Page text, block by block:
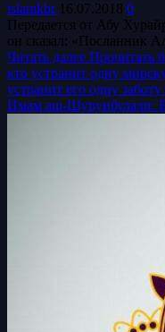
islamkbr 16.07.2018 0
Передается от Абу
он сказал: «Посланник
Читать далее Прочитать
кто устранит одну
устранит его одну
Имам аш-Шурунбулали: